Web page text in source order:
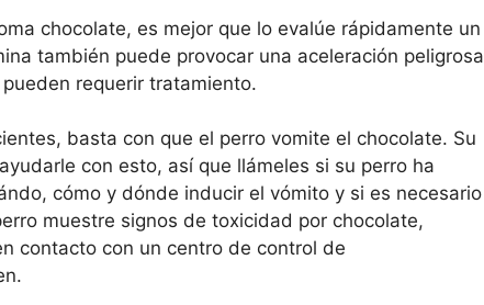
chocolate, es mejor que lo evalúe rápidamente un
también puede provocar una aceleración peligrosa
requerir tratamiento.
basta con que el perro vomite el chocolate. Su
con esto, así que llámeles si su perro ha
cómo y dónde inducir el vómito y si es necesario
muestre signos de toxicidad por chocolate,
contacto con un centro de control de